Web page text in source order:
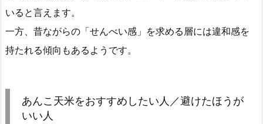
いると言えます。
一方、昔ながらの「せんべい感」を求める層には違和感を
持たれる傾向もあるようです。
あんこ天米をおすすめしたい人／避けたほうが
いい人